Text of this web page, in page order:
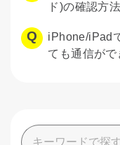
ド)の確認方
iPhone/iPad
ても通信がで